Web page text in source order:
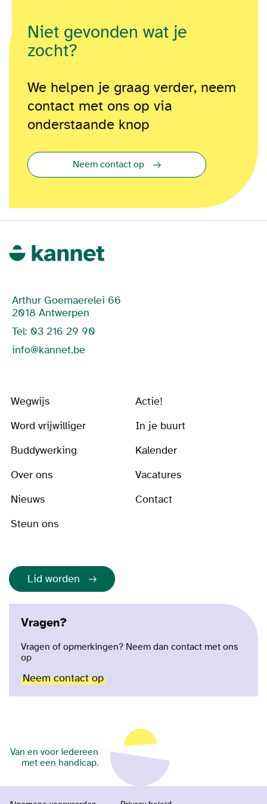
Niet gevonden wat je
zocht?
We helpen je graag verder, neem
contact met ons op via
onderstaande knop
Neem contact op
Arthur Goemaerelei 66
2018 Antwerpen
Tel: 03 216 29 90
info@kannet.be
Wegwijs
Actie!
Word vrijwilliger
In je buurt
Buddywerking
Kalender
Over ons
Vacatures
Nieuws
Contact
Steun ons
Lid worden
Vragen?
Vragen of opmerkingen? Neem dan contact met ons
op
Neem contact op
Van en voor iedereen
met een handicap.